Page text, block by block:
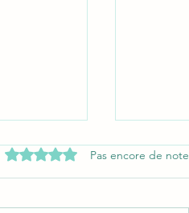
Noté 0 étoile sur 5.Pas encore de note